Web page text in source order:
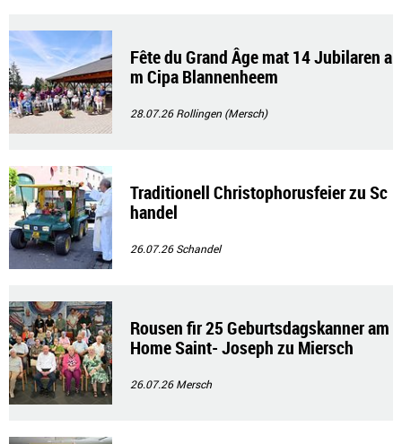
Fête du Grand Âge mat 14 Jubilaren a
m Cipa Blannenheem
28.07.26Rollingen (Mersch)
Traditionell Christophorusfeier zu Sc
handel
26.07.26Schandel
Rousen fir 25 Geburtsdagskanner am
Home Saint- Joseph zu Miersch
26.07.26Mersch